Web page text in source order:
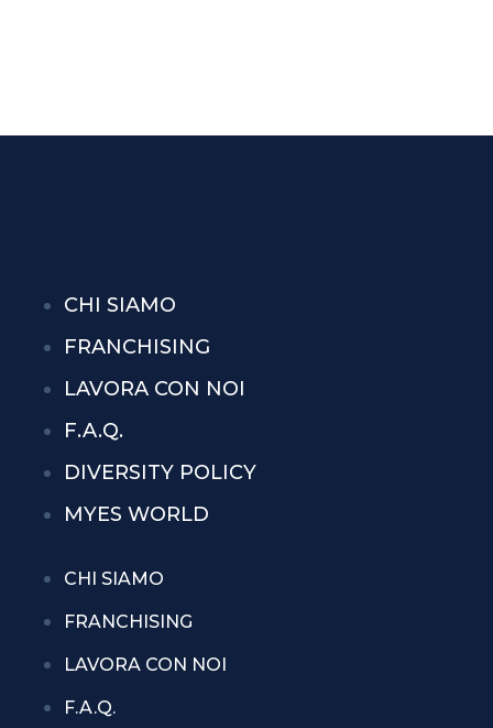
CHI SIAMO
FRANCHISING
LAVORA CON NOI
F.A.Q.
DIVERSITY POLICY
MYES WORLD
CHI SIAMO
FRANCHISING
LAVORA CON NOI
F.A.Q.